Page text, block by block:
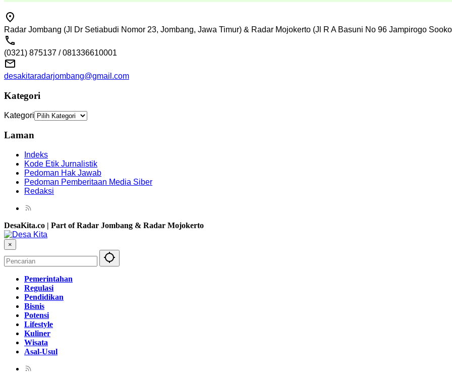
Radar Jombang (Jl Dr Setiabudi Nomor 23, Jombang, Jawa Timur) & Radar Mojokerto (Jl R A Basuni No 96 Jampirogo
(0321) 875137 / 081336610001
desakitaradarjombang@gmail.com
Kategori
Kategori
Laman
Indeks
Kode Etik Jurnalistik
Pedoman Hak Jawab
Pedoman Pemberitaan Media Siber
Redaksi
DesaKita.co | Part of Radar Jombang & Radar Mojokerto
×
Pemerintahan
Regulasi
Pendidikan
Bisnis
Potensi
Lifestyle
Kuliner
Wisata
Asal-Usul